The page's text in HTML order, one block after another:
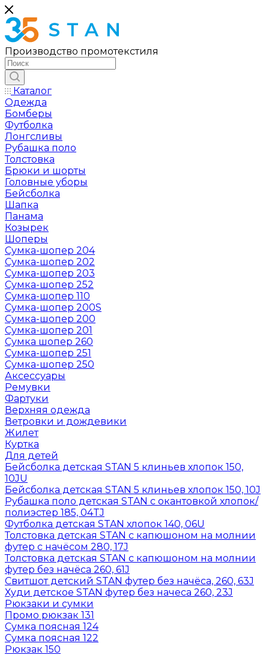
Производство промотекстиля
Каталог
Одежда
Бомберы
Футболка
Лонгсливы
Рубашка поло
Толстовка
Брюки и шорты
Головные уборы
Бейсболка
Шапка
Панама
Козырек
Шоперы
Сумка-шопер 204
Сумка-шопер 202
Сумка-шопер 203
Сумка-шопер 252
Сумка-шопер 110
Сумка-шопер 200S
Сумка-шопер 200
Сумка-шопер 201
Сумка шопер 260
Сумка-шопер 251
Сумка-шопер 250
Аксессуары
Ремувки
Фартуки
Верхняя одежда
Ветровки и дождевики
Жилет
Куртка
Для детей
Бейсболка детская STAN 5 клиньев хлопок 150,
10JU
Бейсболка детская STAN 5 клиньев хлопок 150, 10J
Рубашка поло детская STAN с окантовкой хлопок/
полиэстер 185, 04TJ
Футболка детская STAN хлопок 140, 06U
Толстовка детская STAN с капюшоном на молнии
футер с начёсом 280, 17J
Толстовка детская STAN с капюшоном на молнии
футер без начёса 260, 61J
Свитшот детский STAN футер без начёса, 260, 63J
Худи детское STAN футер без начеса 260, 23J
Рюкзаки и сумки
Промо рюкзак 131
Сумка поясная 124
Сумка поясная 122
Рюкзак 150